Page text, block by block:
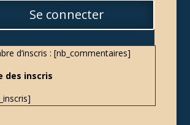
Se connecter
d’inscris : [nb_commentaires]
des inscris